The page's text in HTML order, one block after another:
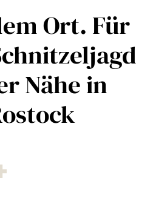
Ort. Für
Nähe in